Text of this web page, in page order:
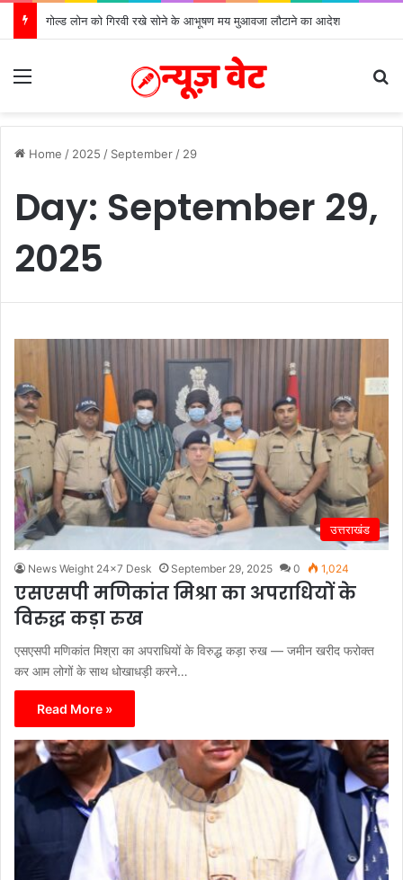
गोल्ड लोन को गिरवी रखे सोने के आभूषण मय मुआवजा लौटाने का आदेश
Home / 2025 / September / 29
Day: September 29,
2025
उत्तराखंड
News Weight 24x7 Desk September 29, 2025 0 1,024
एसएसपी मणिकांत मिश्रा का अपराधियों के
विरुद्ध कड़ा रुख
एसएसपी मणिकांत मिश्रा का अपराधियों के विरुद्ध कड़ा रुख — जमीन खरीद फरोक्त
कर आम लोगों के साथ धोखाधड़ी करने…
Read More »